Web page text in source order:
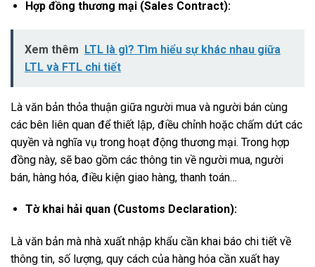
Hợp đồng thương mại (Sales Contract):
Xem thêm LTL là gì? Tìm hiểu sự khác nhau giữa
LTL và FTL chi tiết
Là văn bản thỏa thuận giữa người mua và người bán cùng
các bên liên quan để thiết lập, điều chỉnh hoặc chấm dứt các
quyền và nghĩa vụ trong hoạt động thương mại. Trong hợp
đồng này, sẽ bao gồm các thông tin về người mua, người
bán, hàng hóa, điều kiện giao hàng, thanh toán…
Tờ khai hải quan (Customs Declaration):
Là văn bản mà nhà xuất nhập khẩu cần khai báo chi tiết về
thông tin, số lượng, quy cách của hàng hóa cần xuất hay